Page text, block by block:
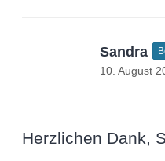
Sandra
10. August
Herzlichen Dank,